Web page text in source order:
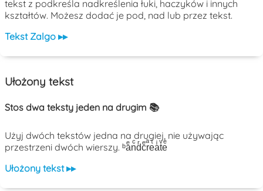
tekst z podkreśla nadkreślenia łuki, haczyków i innych
kształtów. Możesz dodać je pod, nad lub przez tekst.
Tekst Zalgo ▸▸
Ułożony tekst
Stos dwa teksty jeden na drugim 📚
Użyj dwóch tekstów jedna na drugiej, nie używając
przestrzeni dwóch wierszy. ᵇaͤnͨdͬcͤrͣeͭaͥtͮeͤ
Ułożony tekst ▸▸